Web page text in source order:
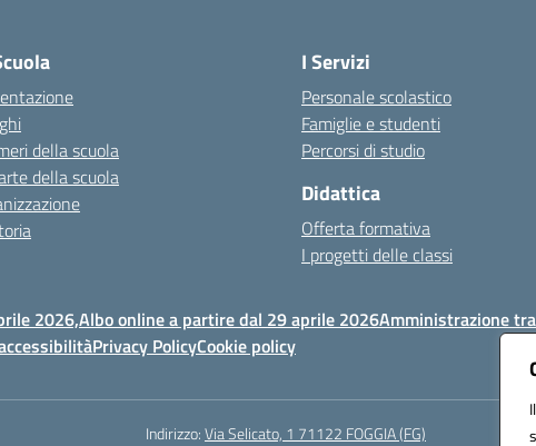
della scuola
della scuola
I Servizi
Personale scolastico
Famiglie e studenti
Percorsi di studio
Didattica
Offerta formativa
I progetti delle classi
2026,Albo online a partire dal 29 aprile 2026Amministrazione
Privacy PolicyCookie policy
Indirizzo:Via Selicato, 1 71122 FOGGIA (FG)